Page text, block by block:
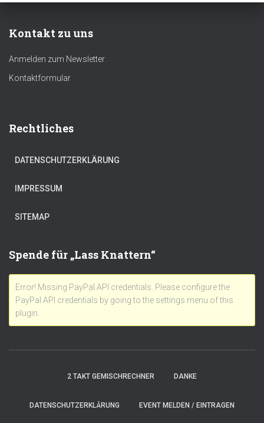
Kontakt zu uns
Anmelden zum Newsletter
Kontaktformular
Rechtliches
DATENSCHUTZERKLÄRUNG
IMPRESSUM
SITEMAP
Spende für „Lass Knattern“
Error! Missing PayPal API credentials. Please configure the
PayPal API credentials by going to the settings menu of this
plugin.
2 TAKT GEMISCHRECHNER DANKE
DATENSCHUTZERKLÄRUNG EVENT MELDEN / EINTRAGEN